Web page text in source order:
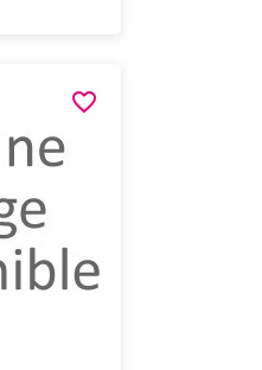
favorite_border